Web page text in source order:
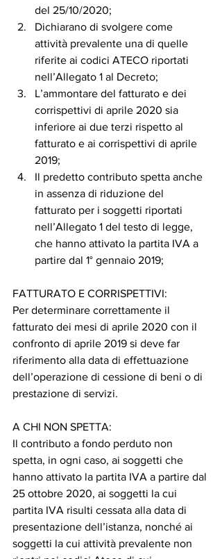
del 25/10/2020;
Dichiarano di svolgere come
attività prevalente una di quelle
riferite ai codici ATECO riportati
nell’Allegato 1 al Decreto;
L’ammontare del fatturato e dei
corrispettivi di aprile 2020 sia
inferiore ai due terzi rispetto al
fatturato e ai corrispettivi di aprile
2019;
Il predetto contributo spetta anche
in assenza di riduzione del
fatturato per i soggetti riportati
nell’Allegato 1 del testo di legge,
che hanno attivato la partita IVA a
partire dal 1° gennaio 2019;
FATTURATO E CORRISPETTIVI:
Per determinare correttamente il
fatturato dei mesi di aprile 2020 con il
confronto di aprile 2019 si deve far
riferimento alla data di effettuazione
dell’operazione di cessione di beni o di
prestazione di servizi.
A CHI NON SPETTA:
Il contributo a fondo perduto non
spetta, in ogni caso, ai soggetti che
hanno attivato la partita IVA a partire dal
25 ottobre 2020, ai soggetti la cui
partita IVA risulti cessata alla data di
presentazione dell’istanza, nonché ai
soggetti la cui attività prevalente non